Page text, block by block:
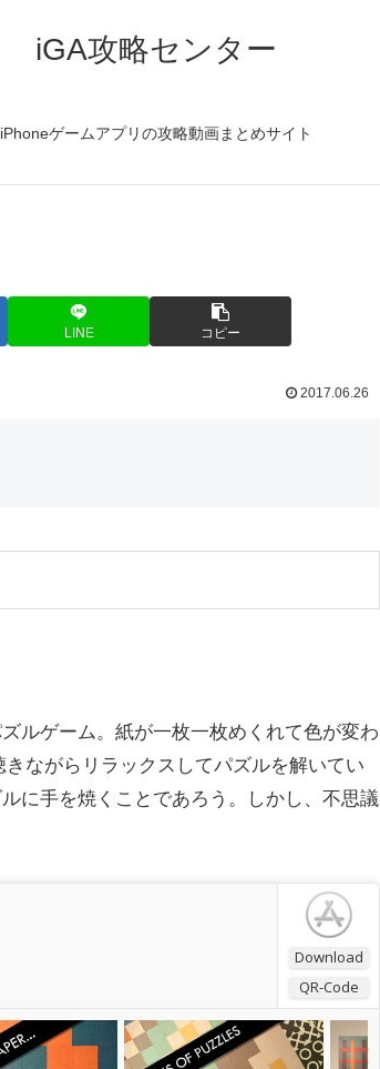
iGA攻略センター
iPhoneゲームアプリの攻略動画まとめサイト
LINE コピー
2017.06.26
ルゲーム。紙が一枚一枚めくれて色が変わ
ながらリラックスしてパズルを解いてい
に手を焼くことであろう。しかし、不思議
Download
QR-Code